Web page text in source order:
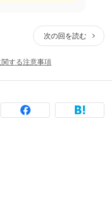
次の回を読む
する注意事項